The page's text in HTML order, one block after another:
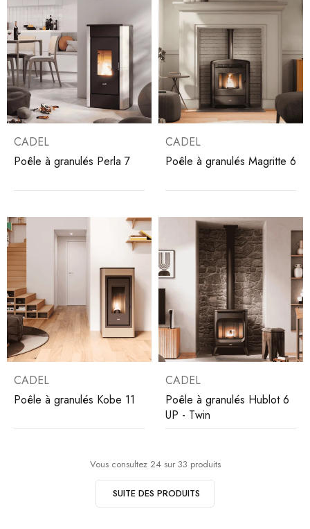
CADEL
Poêle à granulés Perla 7
CADEL
Poêle à granulés Magritte 6
CADEL
Poêle à granulés Kobe 11
CADEL
Poêle à granulés Hublot 6
UP - Twin
Vous consultez 24 sur 33 produits
SUITE DES PRODUITS